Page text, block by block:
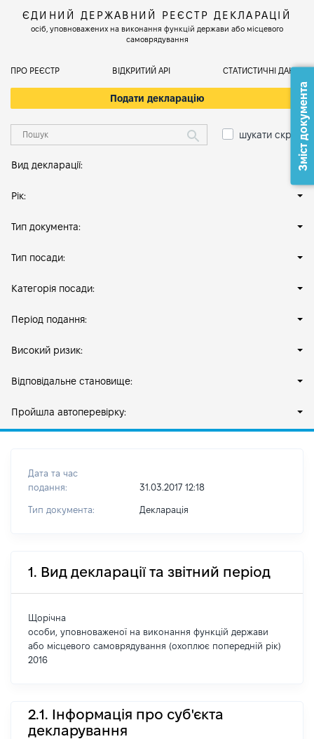
ЄДИНИЙ ДЕРЖАВНИЙ РЕЄСТР ДЕКЛАРАЦІЙ
осіб, уповноважених на виконання функцій держави або місцевого
самоврядування
ПРО РЕЄСТР ВІДКРИТИЙ АРІ СТАТИСТИЧНІ ДАНІ
Подати декларацію
шукати скрізь
Вид декларації:
Рік:
Тип документа:
Тип посади:
Категорія посади:
Період подання:
Високий ризик:
Відповідальне становище:
Пройшла автоперевірку:
Дата та час
подання:
31.03.2017 12:18
Тип документа: Декларація
1. Вид декларації та звітний період
Щорічна
особи, уповноваженої на виконання функцій держави
або місцевого самоврядування (охоплює попередній рік)
2016
2.1. Інформація про суб'єкта
декларування
Зміст документа